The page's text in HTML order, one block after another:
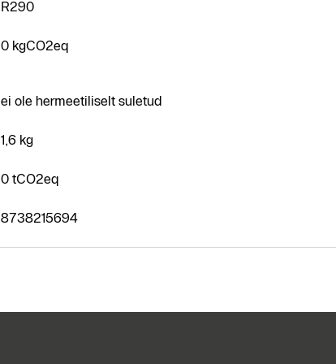
R290
0 kgCO2eq
ei ole hermeetiliselt suletud
1,6 kg
0 tCO2eq
8738215694